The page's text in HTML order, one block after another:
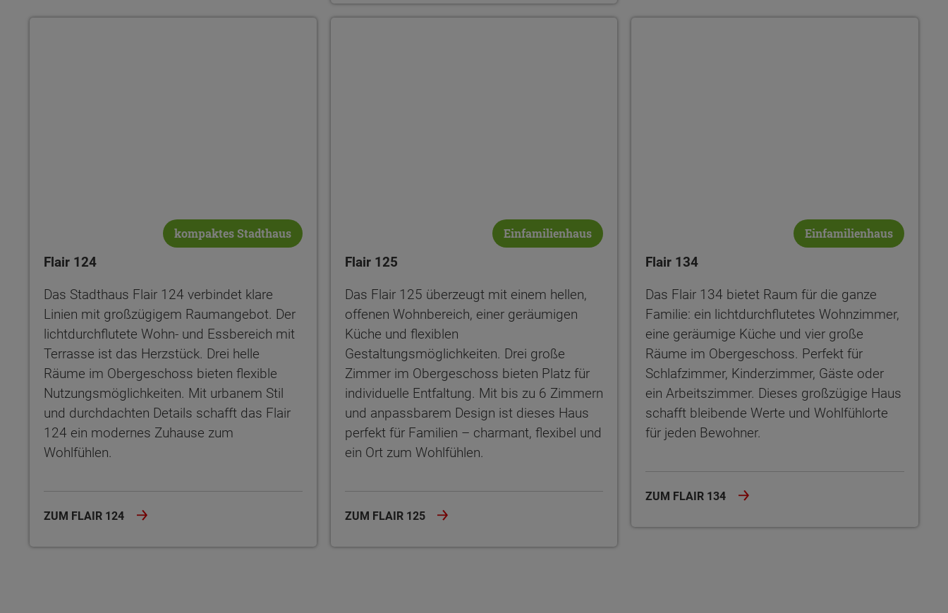
kompaktes Stadthaus
Flair 124
Das Stadthaus Flair 124 verbindet klare
Linien mit großzügigem Raumangebot. Der
lichtdurchflutete Wohn- und Essbereich mit
Terrasse ist das Herzstück. Drei helle
Räume im Obergeschoss bieten flexible
Nutzungsmöglichkeiten. Mit urbanem Stil
und durchdachten Details schafft das Flair
124 ein modernes Zuhause zum
Wohlfühlen.
ZUM FLAIR 124
Einfamilienhaus
Flair 125
Das Flair 125 überzeugt mit einem hellen,
offenen Wohnbereich, einer geräumigen
Küche und flexiblen
Gestaltungsmöglichkeiten. Drei große
Zimmer im Obergeschoss bieten Platz für
individuelle Entfaltung. Mit bis zu 6 Zimmern
und anpassbarem Design ist dieses Haus
perfekt für Familien – charmant, flexibel und
ein Ort zum Wohlfühlen.
ZUM FLAIR 125
Einfamilienhaus
Flair 134
Das Flair 134 bietet Raum für die ganze
Familie: ein lichtdurchflutetes Wohnzimmer,
eine geräumige Küche und vier große
Räume im Obergeschoss. Perfekt für
Schlafzimmer, Kinderzimmer, Gäste oder
ein Arbeitszimmer. Dieses großzügige Haus
schafft bleibende Werte und Wohlfühlorte
für jeden Bewohner.
ZUM FLAIR 134